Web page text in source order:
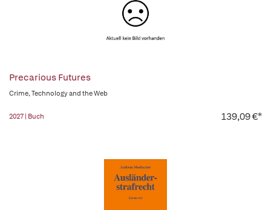
Precarious Futures
Crime, Technology and the Web
2027 | Buch 139,09 €*